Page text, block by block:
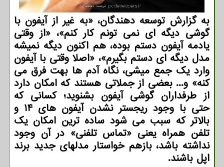
به گزارش توسعه دهندگان، «به غیر از آیفون با
گوشی دیگه ای نمی تونم کار کنم»، «از وقتی
یادمه آیفون دستم بوده، هم اکنون دیگه نمیشه
مدل دیگه ای دستم بگیرم»، «اصلا وقتی با آیفون
وارد یک جمع میشی، نگاه آدم ها بهت فرق می
کنه» و... بعضی از جملاتی هستند که امکان دارد
از طرفداران گوشی آیفون بشنوید؛ کسانی که
حتی با وجود ریجستر نشدن آیفون های ۱۴ و
بالاتر که سبب می شود ساده ترین امکان یک
تلفن همراه یعنی «تماس تلفنی» در آن وجود
نداشته باشد، بازهم خواستار مدلهای جدید برند
اپل باشند.